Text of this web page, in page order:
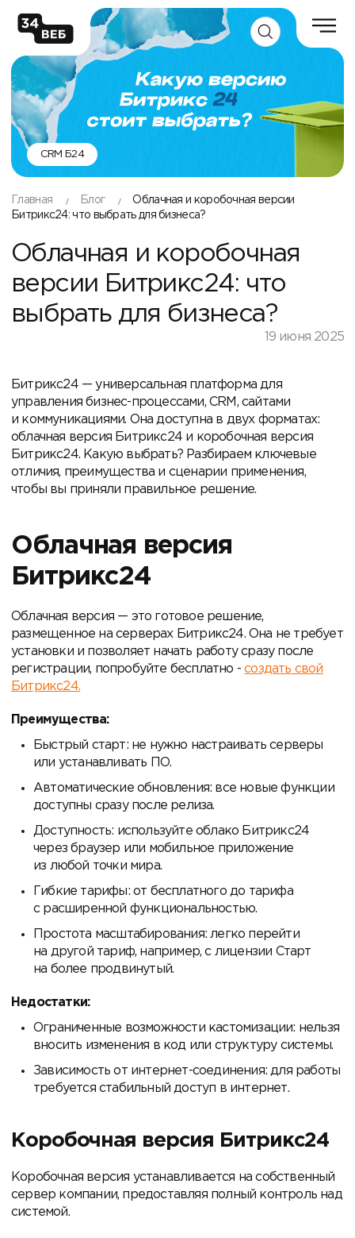
CRM Б24
Главная Блог
Облачная и коробочная версии
Битрикс24: что выбрать для бизнеса?
Облачная и коробочная
версии Битрикс24: что
выбрать для бизнеса?
19 июня 2025
Битрикс24 — универсальная платформа для
управления бизнес-процессами, CRM, сайтами
и коммуникациями. Она доступна в двух форматах:
облачная версия Битрикс24 и коробочная версия
Битрикс24. Какую выбрать? Разбираем ключевые
отличия, преимущества и сценарии применения,
чтобы вы приняли правильное решение.
Облачная версия
Битрикс24
Облачная версия — это готовое решение,
размещенное на серверах Битрикс24. Она не требует
установки и позволяет начать работу сразу после
регистрации, попробуйте бесплатно -создать свой
Битрикс24.
Преимущества:
Быстрый старт: не нужно настраивать серверы
или устанавливать ПО.
Автоматические обновления: все новые функции
доступны сразу после релиза.
Доступность: используйте облако Битрикс24
через браузер или мобильное приложение
из любой точки мира.
Гибкие тарифы: от бесплатного до тарифа
с расширенной функциональностью.
Простота масштабирования: легко перейти
на другой тариф, например, с лицензии Старт
на более продвинутый.
Недостатки:
Ограниченные возможности кастомизации: нельзя
вносить изменения в код или структуру системы.
Зависимость от интернет-соединения: для работы
требуется стабильный доступ в интернет.
Коробочная версия Битрикс24
Коробочная версия устанавливается на собственный
сервер компании, предоставляя полный контроль над
системой.